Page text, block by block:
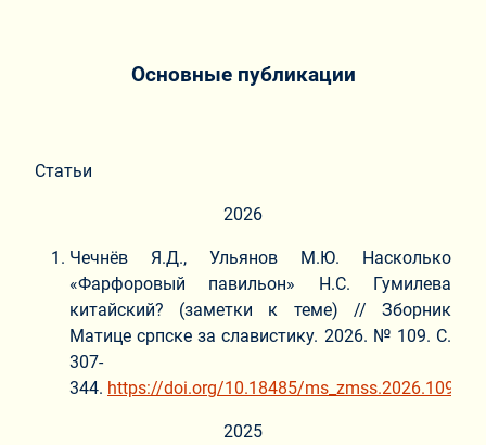
Основные публикации
Статьи
2026
Чечнёв Я.Д., Ульянов М.Ю. Насколько
«Фарфоровый павильон» Н.С. Гумилева
китайский? (заметки к теме) // Зборник
Матице српске за славистику. 2026. № 109. С.
307-
344. https://doi.org/10.18485/ms_zmss.2026.109.17
2025